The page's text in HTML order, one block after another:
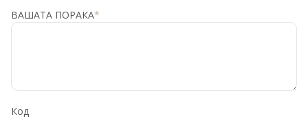
ВАШАТА ПОРАКА*
Код